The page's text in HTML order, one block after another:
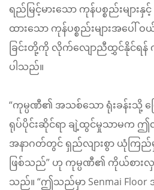
ရည်မြင့်မားသော ကုန်ပစ္စည်းများ
ထားသော ကုန်ပစ္စည်းများအပေါ်
ခြင်းတို့ကို လိုက်လျောညီထွှင်နိုင်ရန်
ပါသည်။
“ကုမ္ပဏီ၏ အသစ်သော ရုံးခန်းသို့ ပြ
ရုပ်ပိုင်းဆိုင်ရာ ချဲ့ထွင်မှုသာမက ဤ
အနာဂတ်တွင် ရှည်လျားစွာ ယုံကြည်မှု
ဖြစ်သည်” ဟု ကုမ္ပဏီ၏ ကိုယ်စားလှ
သည်။ “ဤသည်မှာ Senmai